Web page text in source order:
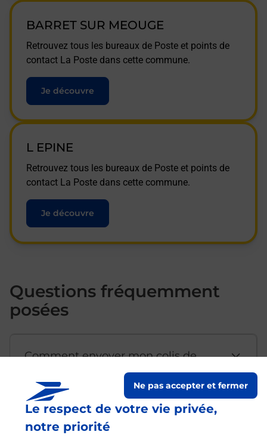
Le respect de votre vie privée,
notre priorité
Ne pas accepter et fermer
BARRET SUR MEOUGE
Retrouvez tous les bureaux de Poste et points de
contact La Poste dans cette commune.
Je découvre
L EPINE
Retrouvez tous les bureaux de Poste et points de
contact La Poste dans cette commune.
Je découvre
Questions fréquemment
posées
Comment envoyer mon colis de
Est-il possible d’acheter un
emballage directement depuis un